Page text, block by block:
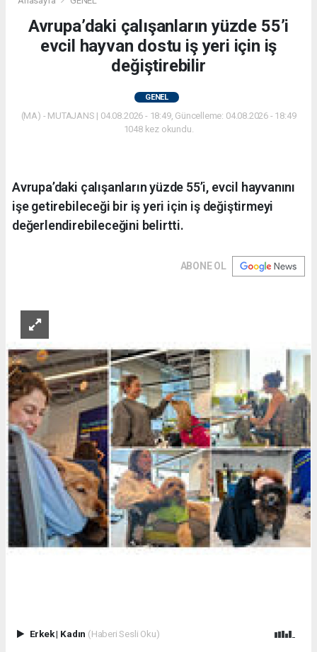
Avrupa’daki çalışanların yüzde 55’i
evcil hayvan dostu iş yeri için iş
değiştirebilir
GENEL
(MA) - MUTAJANS | 04.08.2026 - 18:49, Güncelleme: 04.08.2026 - 18:49
1048 kez okundu.
Avrupa’daki çalışanların yüzde 55’i, evcil hayvanını
işe getirebileceği bir iş yeri için iş değiştirmeyi
değerlendirebileceğini belirtti.
ABONE OL
Erkek| Kadın (Haberi Sesli Oku)